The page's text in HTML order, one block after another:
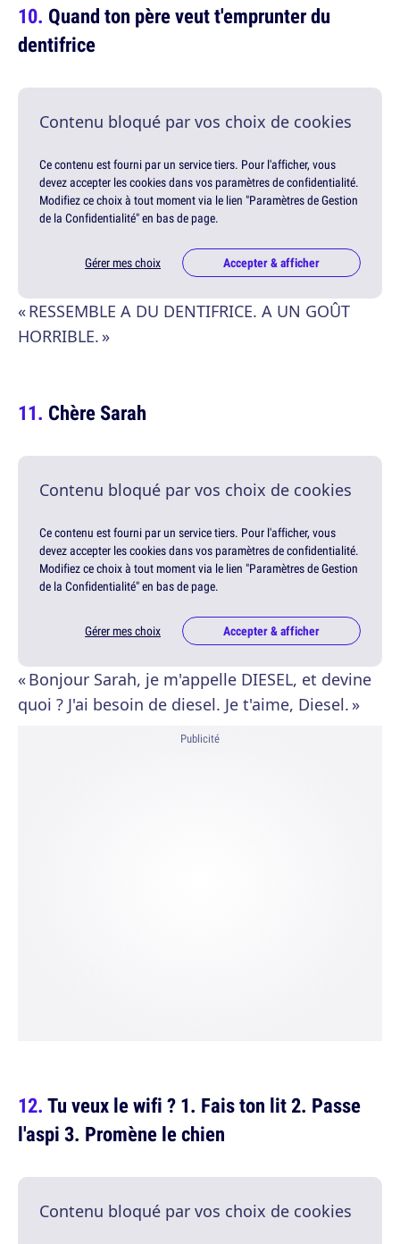
Quand ton père veut t'emprunter du
dentifrice
Contenu bloqué par vos choix de cookies
Ce contenu est fourni par un service tiers. Pour l'afficher, vous
devez accepter les cookies dans vos paramètres de confidentialité.
Modifiez ce choix à tout moment via le lien "Paramètres de Gestion
de la Confidentialité" en bas de page.
Gérer mes choix Accepter & afficher
« RESSEMBLE A DU DENTIFRICE. A UN GOÛT
HORRIBLE. »
Chère Sarah
Contenu bloqué par vos choix de cookies
Ce contenu est fourni par un service tiers. Pour l'afficher, vous
devez accepter les cookies dans vos paramètres de confidentialité.
Modifiez ce choix à tout moment via le lien "Paramètres de Gestion
de la Confidentialité" en bas de page.
Gérer mes choix Accepter & afficher
« Bonjour Sarah, je m'appelle DIESEL, et devine
quoi ? J'ai besoin de diesel. Je t'aime, Diesel. »
Publicité
Tu veux le wifi ? 1. Fais ton lit 2. Passe
l'aspi 3. Promène le chien
Contenu bloqué par vos choix de cookies